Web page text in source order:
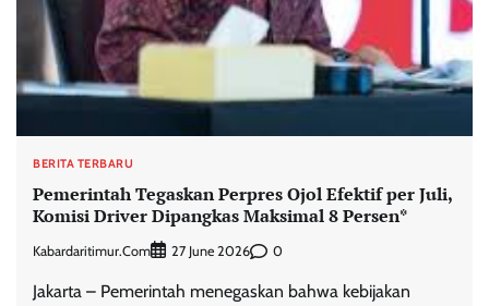
BERITA TERBARU
Pemerintah Tegaskan Perpres Ojol Efektif per Juli,
Komisi Driver Dipangkas Maksimal 8 Persen*
Kabardaritimur.com 27 June 2026 0
Jakarta – Pemerintah menegaskan bahwa kebijakan